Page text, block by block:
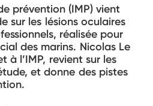
prévention (IMP) vient
sur les lésions oculaires
réalisée pour
des marins. Nicolas Le
à l’IMP, revient sur les
et donne des pistes